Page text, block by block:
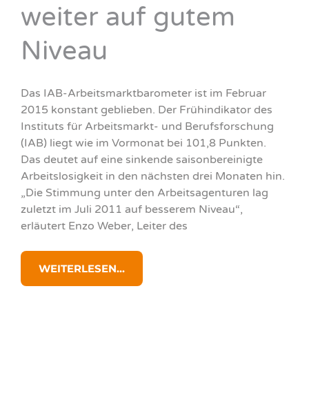
weiter auf gutem
Niveau
Das IAB-Arbeitsmarktbarometer ist im Februar
2015 konstant geblieben. Der Frühindikator des
Instituts für Arbeitsmarkt- und Berufsforschung
(IAB) liegt wie im Vormonat bei 101,8 Punkten.
Das deutet auf eine sinkende saisonbereinigte
Arbeitslosigkeit in den nächsten drei Monaten hin.
„Die Stimmung unter den Arbeitsagenturen lag
zuletzt im Juli 2011 auf besserem Niveau“,
erläutert Enzo Weber, Leiter des
WEITERLESEN...